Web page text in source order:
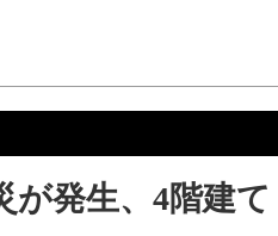
が発生、4階建て